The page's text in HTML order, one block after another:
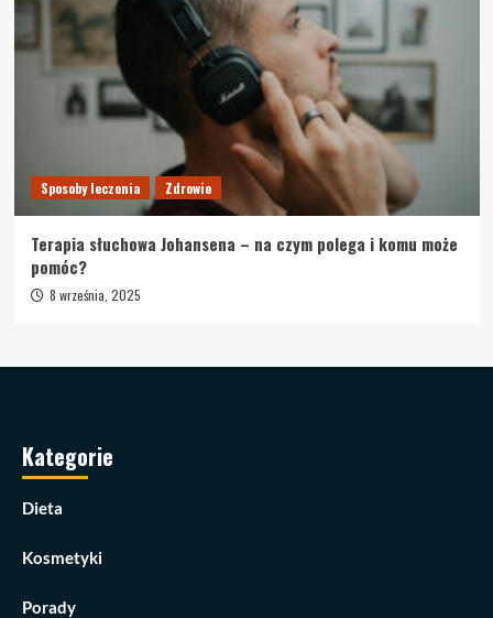
Sposoby leczenia Zdrowie
Terapia słuchowa Johansena – na czym polega i komu może
pomóc?
8 września, 2025
Kategorie
Dieta
Kosmetyki
Porady